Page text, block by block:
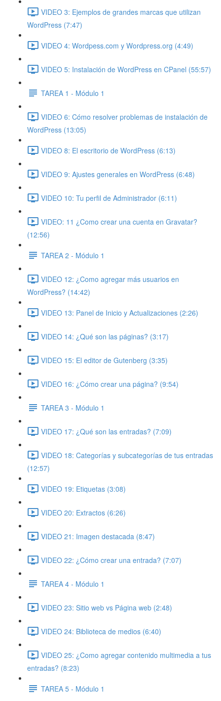
VIDEO 3: Ejemplos de grandes marcas que utilizan
WordPress (7:47)
VIDEO 4: Wordpess.com y Wordpress.org (4:49)
VIDEO 5: Instalación de WordPress en CPanel (55:57)
TAREA 1 - Módulo 1
VIDEO 6: Cómo resolver problemas de instalación de
WordPress (13:05)
VIDEO 8: El escritorio de WordPress (6:13)
VIDEO 9: Ajustes generales en WordPress (6:48)
VIDEO 10: Tu perfil de Administrador (6:11)
VIDEO: 11 ¿Como crear una cuenta en Gravatar?
(12:56)
TAREA 2 - Módulo 1
VIDEO 12: ¿Como agregar más usuarios en
WordPress? (14:42)
VIDEO 13: Panel de Inicio y Actualizaciones (2:26)
VIDEO 14: ¿Qué son las páginas? (3:17)
VIDEO 15: El editor de Gutenberg (3:35)
VIDEO 16: ¿Cómo crear una página? (9:54)
TAREA 3 - Módulo 1
VIDEO 17: ¿Qué son las entradas? (7:09)
VIDEO 18: Categorías y subcategorías de tus entradas
(12:57)
VIDEO 19: Etiquetas (3:08)
VIDEO 20: Extractos (6:26)
VIDEO 21: Imagen destacada (8:47)
VIDEO 22: ¿Cómo crear una entrada? (7:07)
TAREA 4 - Módulo 1
VIDEO 23: Sitio web vs Página web (2:48)
VIDEO 24: Biblioteca de medios (6:40)
VIDEO 25: ¿Como agregar contenido multimedia a tus
entradas? (8:23)
TAREA 5 - Módulo 1